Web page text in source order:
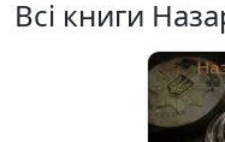
Всі книги